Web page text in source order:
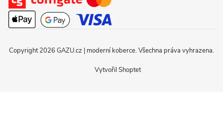
Vytvořil Shoptet
Copyright 2026 GAZU.cz | moderní koberce. Všechna práva vyhrazena.